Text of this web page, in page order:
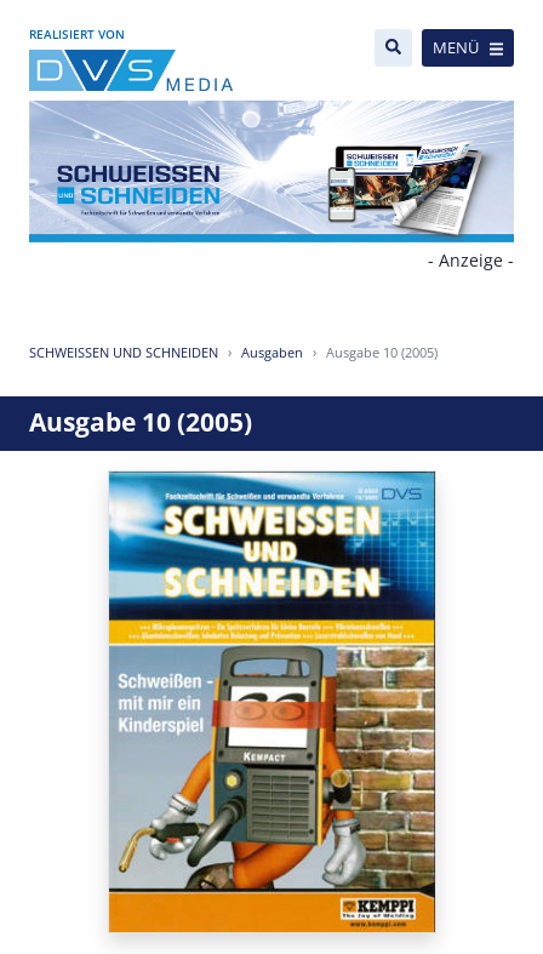
REALISIERT VON
MENÜ
- Anzeige -
SCHWEISSEN UND SCHNEIDEN Ausgaben Ausgabe 10 (2005)
Ausgabe 10 (2005)